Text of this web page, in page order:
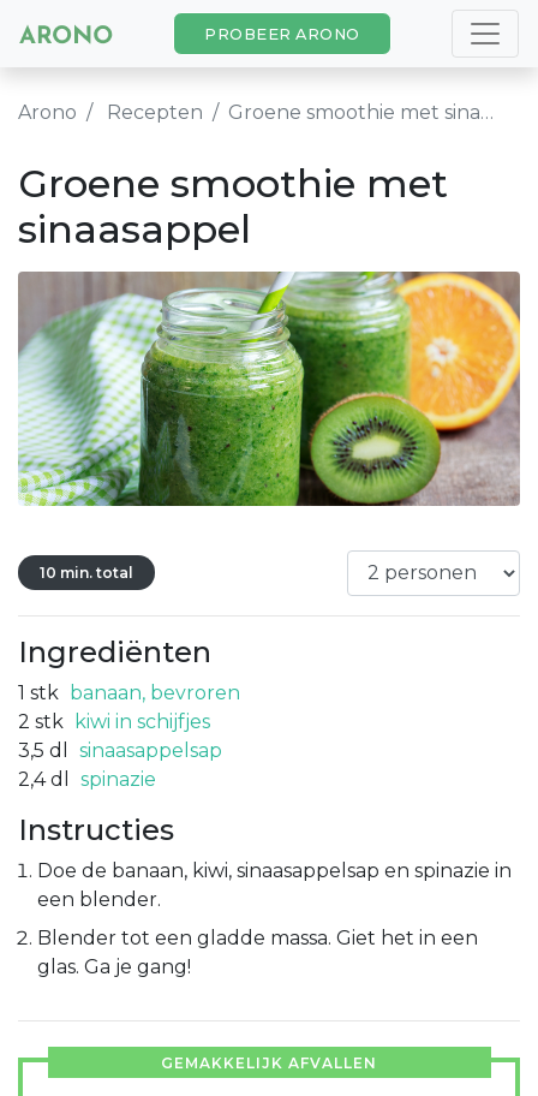
PROBEER ARONO
Arono Recepten Groene smoothie met sinaasappel
Groene smoothie met
sinaasappel
10 min. total
Ingrediënten
1 stk banaan, bevroren
2 stk
kiwi in schijfjes
3,5 dl
sinaasappelsap
2,4 dl spinazie
Instructies
Doe de banaan, kiwi, sinaasappelsap en spinazie in
een blender.
Blender tot een gladde massa. Giet het in een
glas. Ga je gang!
GEMAKKELIJK AFVALLEN